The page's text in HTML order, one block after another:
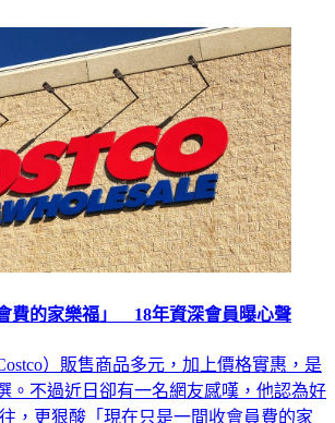
費的家樂福」 18年資深會員曝心聲
）販售商品多元，加上價格實惠，是
。不過近日卻有一名網友感嘆，他認為好
，更狠酸「現在只是一間收會員費的家